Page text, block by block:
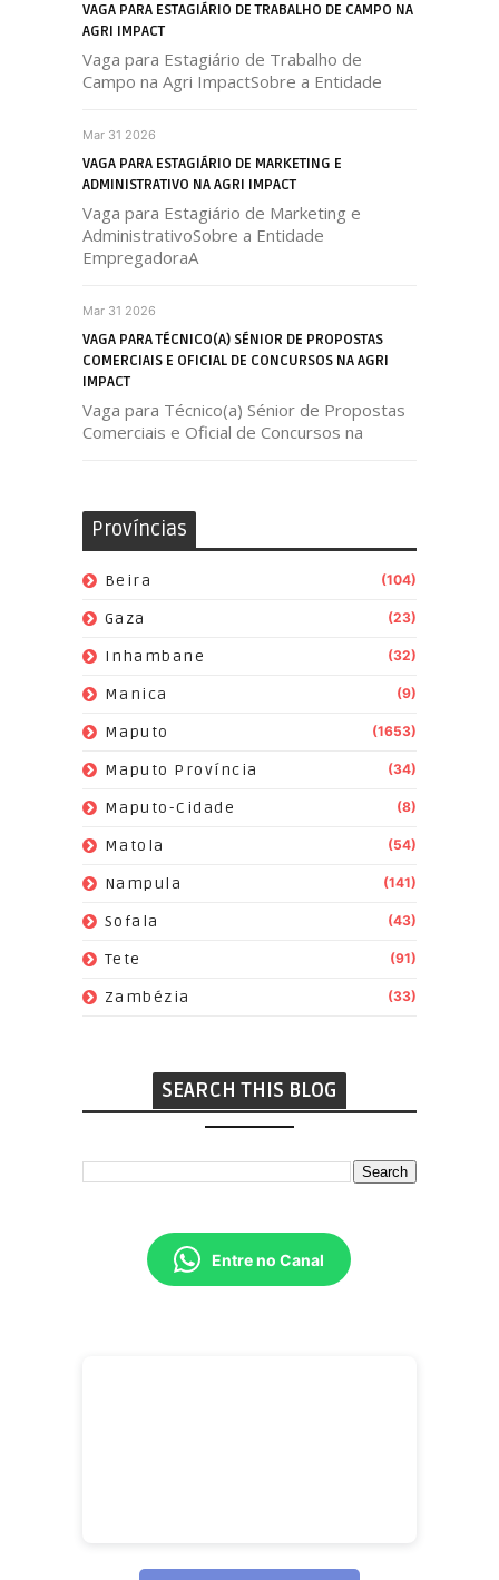
VAGA PARA ESTAGIÁRIO DE TRABALHO DE CAMPO NA
AGRI IMPACT
Vaga para Estagiário de Trabalho de
Campo na Agri ImpactSobre a Entidade
Mar 31 2026
VAGA PARA ESTAGIÁRIO DE MARKETING E
ADMINISTRATIVO NA AGRI IMPACT
Vaga para Estagiário de Marketing e
AdministrativoSobre a Entidade
EmpregadoraA
Mar 31 2026
VAGA PARA TÉCNICO(A) SÉNIOR DE PROPOSTAS
COMERCIAIS E OFICIAL DE CONCURSOS NA AGRI
IMPACT
Vaga para Técnico(a) Sénior de Propostas
Comerciais e Oficial de Concursos na
Províncias
Beira (104)
Gaza (23)
Inhambane (32)
Manica (9)
Maputo (1653)
Maputo Província (34)
Maputo-Cidade (8)
Matola (54)
Nampula (141)
Sofala (43)
Tete (91)
Zambézia (33)
SEARCH THIS BLOG
Entre no Canal